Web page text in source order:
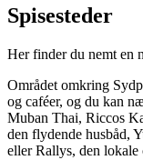
Spisesteder
Her finder du nemt en
Området omkring
og caféer, og du kan
Muban Thai, Riccos
den flydende husbåd,
eller Rallys, den lokale